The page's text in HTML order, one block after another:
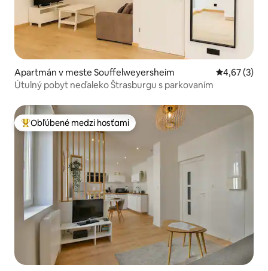
Apartmán v meste Souffelweyersheim Priemerné
4,67 (3)
Útulný pobyt neďaleko Štrasburgu s parkovaním
Najobľúbenejšie medzi hosťami
Obľúbené medzi hosťami